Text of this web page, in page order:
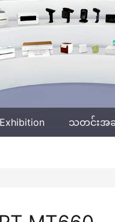
Exhibition သတင်းအ